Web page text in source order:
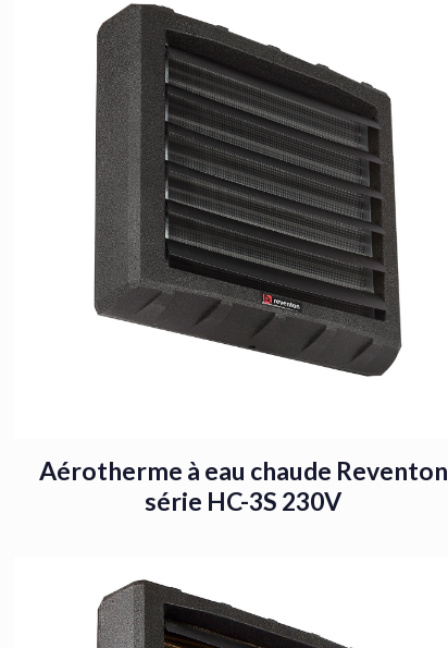
Aérotherme à eau chaude Reventon
série HC-3S 230V